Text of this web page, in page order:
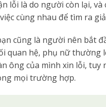
lỗi là do người còn lại, và
cùng nhau để tìm ra
cũng là người nên bắt
quan hệ, phụ nữ thường
ông của mình xin lỗi, tuy
mọi trường hợp.